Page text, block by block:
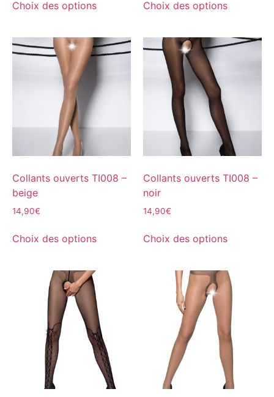
Choix des options Choix des options
Collants ouverts TI008 –
beige
14,90€
Choix des options
Collants ouverts TI008 –
noir
14,90€
Choix des options